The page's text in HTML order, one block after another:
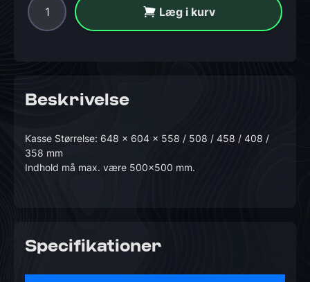
Læg i kurv
Beskrivelse
Kasse Størrelse: 648 x 604 x 558 / 508 / 458 / 408 /
358 mm
Indhold må max. være 500x500 mm.
Specifikationer